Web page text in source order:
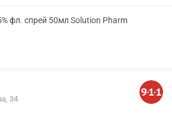
фл. спрей 50мл Solution Pharm
34